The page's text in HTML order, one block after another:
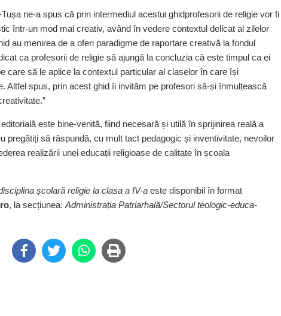
ne-a spus că prin intermediul acestui ghidprofesorii de religie vor fi
într-un mod mai creativ, având în vedere contextul delicat al zilelor
au menirea de a oferi paradigme de raportare creativă la fondul
ca profesorii de religie să ajungă la concluzia că este timpul ca ei
care să le aplice la contextul particular al claselor în care își
Altfel spus, prin acest ghid îi invităm pe profesori să-și înmulțească
este bine-venită, fiind necesară și utilă în sprijinirea reală a
pregătiți să răspundă, cu mult tact pedagogic și inventivitate, nevoilor
realizării unei educații religioase de calitate în școala
școlară religie la clasa a IV-a este disponibil în format
, la secțiunea: Admi­nistrația Patriarhală/Sectorul teologic-educa­